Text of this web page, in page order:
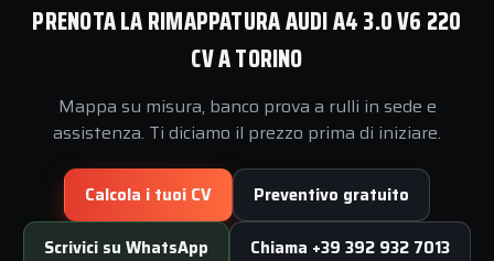
PRENOTA LA RIMAPPATURA AUDI A4 3.0 V6 220
CV A TORINO
Mappa su misura, banco prova a rulli in sede e
assistenza. Ti diciamo il prezzo prima di iniziare.
Calcola i tuoi CV Preventivo gratuito
Scrivici su WhatsApp Chiama +39 392 932 7013